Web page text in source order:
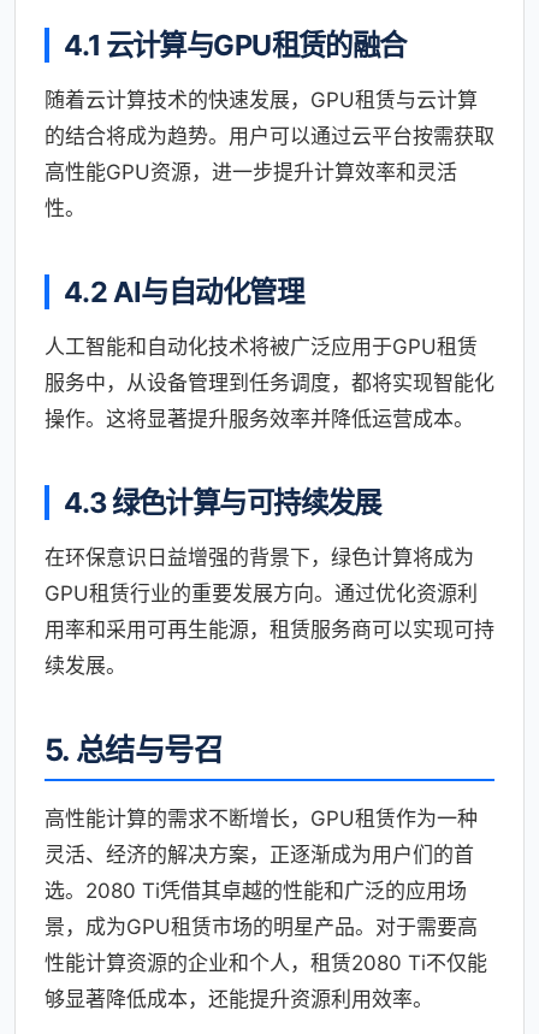
4.1 云计算与GPU租赁的融合
随着云计算技术的快速发展，GPU租赁与云计算
的结合将成为趋势。用户可以通过云平台按需获取
高性能GPU资源，进一步提升计算效率和灵活
性。
4.2 AI与自动化管理
人工智能和自动化技术将被广泛应用于GPU租赁
服务中，从设备管理到任务调度，都将实现智能化
操作。这将显著提升服务效率并降低运营成本。
4.3 绿色计算与可持续发展
在环保意识日益增强的背景下，绿色计算将成为
GPU租赁行业的重要发展方向。通过优化资源利
用率和采用可再生能源，租赁服务商可以实现可持
续发展。
5. 总结与号召
高性能计算的需求不断增长，GPU租赁作为一种
灵活、经济的解决方案，正逐渐成为用户们的首
选。2080 Ti凭借其卓越的性能和广泛的应用场
景，成为GPU租赁市场的明星产品。对于需要高
性能计算资源的企业和个人，租赁2080 Ti不仅能
够显著降低成本，还能提升资源利用效率。